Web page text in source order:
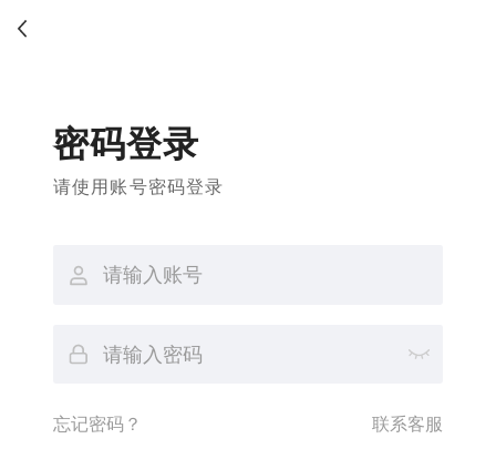
密码登录
请使用账号密码登录
忘记密码？ 联系客服